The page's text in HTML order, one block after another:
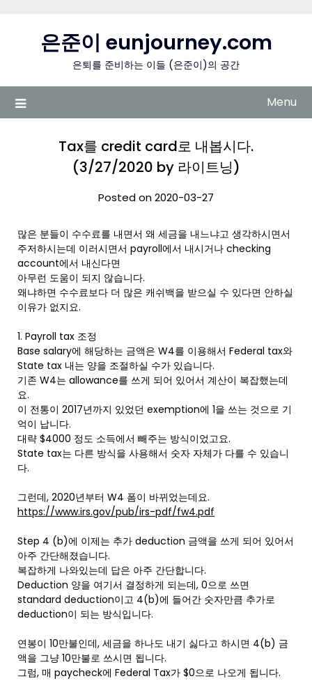
content은준이 eunjourney.com
은퇴를 준비하는 이들 (은준이)의 공간
Menu
Tax를 credit card로 내봅시다.
(3/27/2020 by 라이트닝)
Posted on 2020-03-27
많은 분들이 수수료를 내면서 왜 세금을 내느냐고 생각하시면서
주저하시는데 이러시면서 payroll에서 내시거나 checking
account에서 내신다면
아무런 도움이 되지 않습니다.
왜냐하면 수수료보다 더 많은 캐쉬백을 받으실 수 있다면 안하실
이유가 없지요.
1. Payroll tax 조정
Base salary에 해당하는 금액은 W4를 이용해서 Federal tax와
State tax 내는 양을 조절하실 수가 있습니다.
기존 W4는 allowance를 쓰게 되어 있어서 계산이 복잡했는데
요.
이 전통이 2017년까지 있었던 exemption에 1을 쓰는 것으로 기
억이 납니다.
대략 $4000 정도 소득에서 빼주는 방식이었고요.
State tax는 다른 방식을 사용해서 숫자 자체가 다를 수 있습니
다.
그런데, 2020년부터 W4 폼이 바뀌었는데요.
https://www.irs.gov/pub/irs-pdf/fw4.pdf
Step 4 (b)에 이제는 추가 deduction 금액을 쓰게 되어 있어서
아주 간단해졌습니다.
복잡하게 나와있는데 답은 아주 간단합니다.
Deduction 양을 여기서 결정하게 되는데, 0으로 쓰면
standard deduction이고 4(b)에 들어간 숫자만큼 추가로
deduction이 되는 방식입니다.
연봉이 10만불인데, 세금을 하나도 내기 싫다고 하시면 4(b) 금
액을 그냥 10만불로 쓰시면 됩니다.
그럼, 매 paycheck에 Federal Tax가 $0으로 나오게 됩니다.